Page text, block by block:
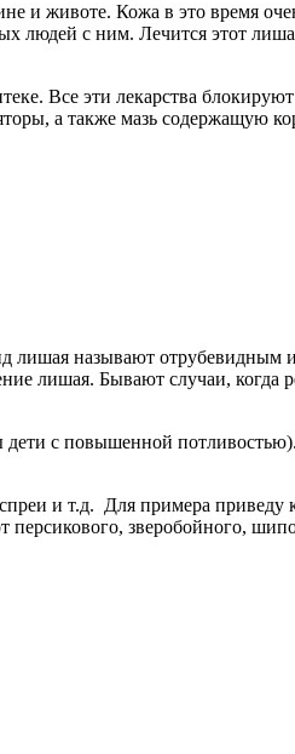
и животе. Кожа в это время
людей с ним. Лечится этот
Все эти лекарства
а также мазь содержащую
лишая называют
лишая. Бывают случаи,
с повышенной
и т.д. Для примера приведу
зверобойного,